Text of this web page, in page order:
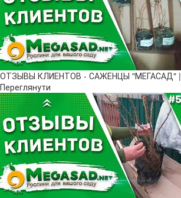
ОТЗЫВЫ КЛИЕНТОВ - САЖЕНЦЫ "МЕГАСАД" |
Переглянути